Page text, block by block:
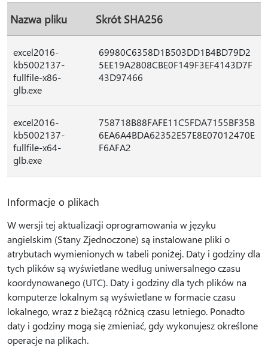
Nazwa pliku Skrót SHA256
excel2016-
kb5002137-
fullfile-x86-
glb.exe
69980C6358D1B503DD1B4BD79D2
5EE19A2808CBE0F149F3EF4143D7F
43D97466
excel2016-
kb5002137-
fullfile-x64-
glb.exe
758718B88FAFE11C5FDA7155BF35B
6EA6A4BDA62352E57E8E07012470E
F6AFA2
Informacje o plikach
W wersji tej aktualizacji oprogramowania w języku
angielskim (Stany Zjednoczone) są instalowane pliki o
atrybutach wymienionych w tabeli poniżej. Daty i godziny dla
tych plików są wyświetlane według uniwersalnego czasu
koordynowanego (UTC). Daty i godziny dla tych plików na
komputerze lokalnym są wyświetlane w formacie czasu
lokalnego, wraz z bieżącą różnicą czasu letniego. Ponadto
daty i godziny mogą się zmieniać, gdy wykonujesz określone
operacje na plikach.